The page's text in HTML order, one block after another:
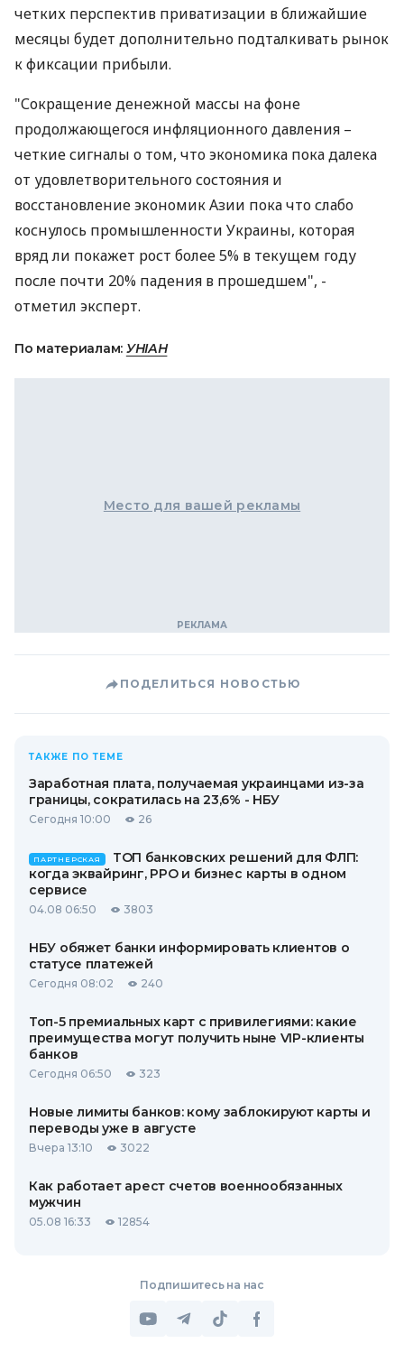
четких перспектив приватизации в ближайшие
месяцы будет дополнительно подталкивать рынок
к фиксации прибыли.
"Сокращение денежной массы на фоне
продолжающегося инфляционного давления –
четкие сигналы о том, что экономика пока далека
от удовлетворительного состояния и
восстановление экономик Азии пока что слабо
коснулось промышленности Украины, которая
вряд ли покажет рост более 5% в текущем году
после почти 20% падения в прошедшем", -
отметил эксперт.
По материалам: УНІАН
Место для вашей рекламы
ПОДЕЛИТЬСЯ НОВОСТЬЮ
ТАКЖЕ ПО ТЕМЕ
Заработная плата, получаемая украинцами из-за
границы, сократилась на 23,6% - НБУ
Сегодня 10:00 26
ПАРТНЕРСКАЯ
ТОП банковских решений для ФЛП:
когда эквайринг, РРО и бизнес карты в одном
сервисе
04.08 06:50 3803
НБУ обяжет банки информировать клиентов о
статусе платежей
Сегодня 08:02 240
Топ-5 премиальных карт с привилегиями: какие
преимущества могут получить ныне VIP-клиенты
банков
Сегодня 06:50 323
Новые лимиты банков: кому заблокируют карты и
переводы уже в августе
Вчера 13:10 3022
Как работает арест счетов военнообязанных
мужчин
05.08 16:33 12854
Подпишитесь на нас